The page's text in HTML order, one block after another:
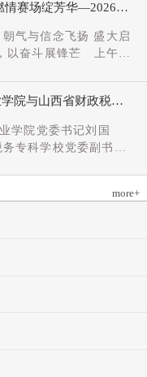
省委教育工委主持日
正厅长级），省教育厅
军出席会议并讲话。
同志、理事长刘耀国
国垠同志主持会议。
、省委教育工委组织
干部及教师代表参加
情赛场绽芳华—2026年
与信念飞扬 盛大启
着装、身姿挺拔、精
旗庄严入场，鲜红的
熠生辉，彰显着华澳
与昂扬的精神风貌。
、彩旗方阵依次行
，灵动的步伐与明媚
升国旗、奏唱国歌。
行注目礼，目光坚
康第一”教育理念、推
院与山西省财政税务
结对共建协议
学院党委书记刘国
专科学校党委副书记
仪式现场气氛庄重而
政工作方面的做法进
全面提质”提出几点建
基。以党建标准化、
，筑牢学校事业发展
more+